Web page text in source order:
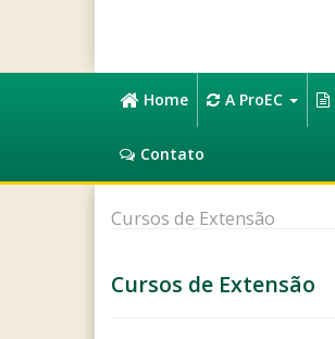
Home A ProEC
Contato
Cursos de Extensão
Cursos de Extensão